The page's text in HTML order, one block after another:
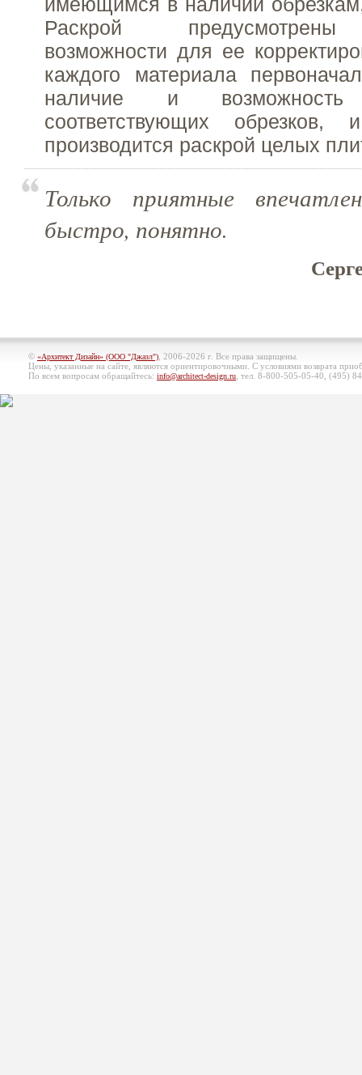
Раскрой
возможности для ее
каждого материала
наличие и возможность
соответствующих
производится раскрой целых
Только приятные
быстро, понятно.
© «Архитект Дизайн» (ООО "Джазл") , 2006-2026 г. Все права защищены.
Цены, указанные на сайте, являются ориентировочными. С условиями возврата
По всем вопросам обращайтесь: info@architect-design.ru , тел. 8-800-505-05-40, (495)